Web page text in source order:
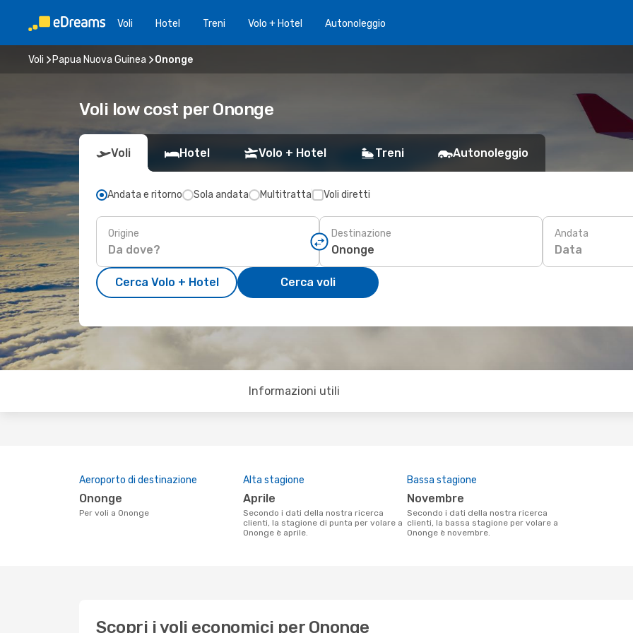
Voli Hotel Treni Volo + Hotel Autonoleggio
Voli Papua Nuova Guinea Ononge
Voli low cost per Ononge
Voli Hotel Volo + Hotel Treni Autonoleggio
Andata e ritorno Sola andata Multitratta Voli diretti
Origine Destinazione Andata
Data
Cerca Volo + Hotel Cerca voli
Informazioni utili
Aeroporto di destinazione
Ononge
Per voli a Ononge
Alta stagione
aprile
Secondo i dati della nostra ricerca
clienti, la stagione di punta per volare a
Ononge è aprile.
Bassa stagione
novembre
Secondo i dati della nostra ricerca
clienti, la bassa stagione per volare a
Ononge è novembre.
Scopri i voli economici per Ononge